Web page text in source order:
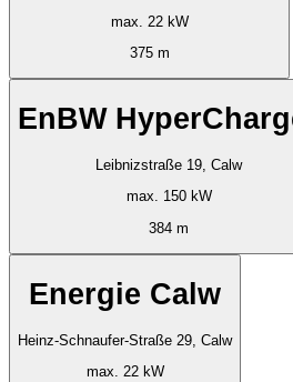
max. 22 kW
375 m
EnBW
Leibnizstraße 19, Calw
max. 150 kW
384 m
Energie Calw
Heinz-Schnaufer-Straße 29, Calw
max. 22 kW